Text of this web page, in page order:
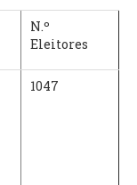
N.º
Eleitores
1047